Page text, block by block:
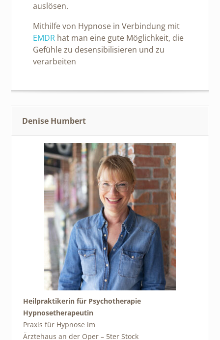
auslösen.
Mithilfe von Hypnose in Verbindung mit
EMDR hat man eine gute Möglichkeit, die
Gefühle zu desensibilisieren und zu
verarbeiten
Denise Humbert
Heilpraktikerin für Psychotherapie
Hypnosetherapeutin
Praxis für Hypnose im
Ärztehaus an der Oper – 5ter Stock